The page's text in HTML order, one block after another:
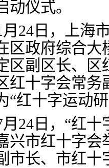
动仪式。
月24日，上海
区政府综合
区副区长、
红十字会常
“红十字运动
月24日，“红
兴市红十字
市长、市红